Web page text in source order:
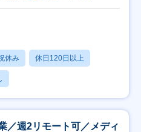
休み 休日120日以上
／週2リモート可／メディ